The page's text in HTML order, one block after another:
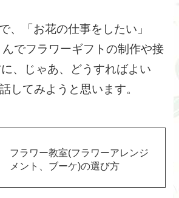
、「お花の仕事をしたい」
でフラワーギフトの制作や接
、じゃあ、どうすればよい
してみようと思います。
フラワー教室(フラワーアレンジ
メント、ブーケ)の選び方